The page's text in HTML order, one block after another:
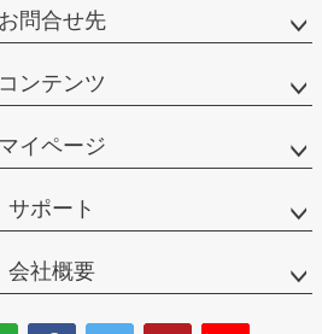
お問合せ先
コンテンツ
マイページ
サポート
会社概要